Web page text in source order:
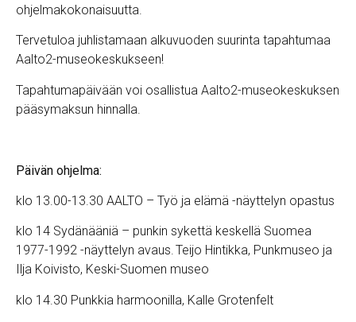
ohjelmakokonaisuutta.
Tervetuloa juhlistamaan alkuvuoden suurinta tapahtumaa
Aalto2-museokeskukseen!
Tapahtumapäivään voi osallistua Aalto2-museokeskuksen
pääsymaksun hinnalla.
Päivän ohjelma:
klo 13.00-13.30 AALTO – Työ ja elämä -näyttelyn opastus
klo 14 Sydänääniä – punkin sykettä keskellä Suomea
1977-1992 -näyttelyn avaus. Teijo Hintikka, Punkmuseo ja
Ilja Koivisto, Keski-Suomen museo
klo 14.30 Punkkia harmoonilla, Kalle Grotenfelt